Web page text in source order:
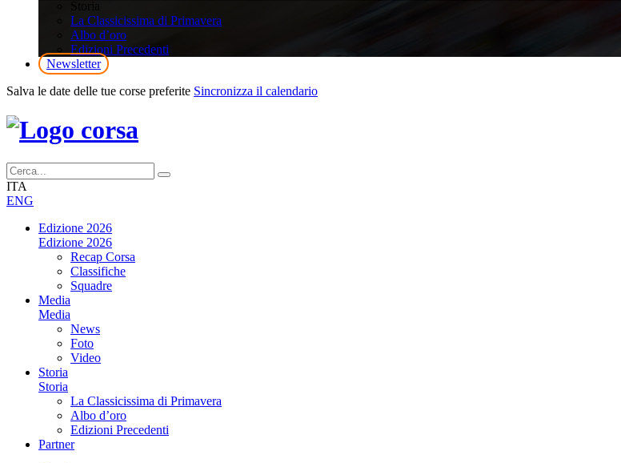
La Classicissima di Primavera
Albo d’oro
Edizioni Precedenti
Newsletter
Salva le date delle tue corse preferite Sincronizza il calendario
ITA
ENG
Edizione 2026
Edizione 2026
Recap Corsa
Classifiche
Squadre
Media
Media
News
Foto
Video
Storia
Storia
La Classicissima di Primavera
Albo d’oro
Edizioni Precedenti
Partner